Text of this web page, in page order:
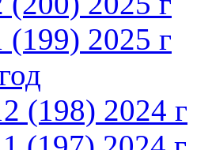
2025 г
(198) 2024 г